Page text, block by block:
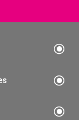
\
\
\